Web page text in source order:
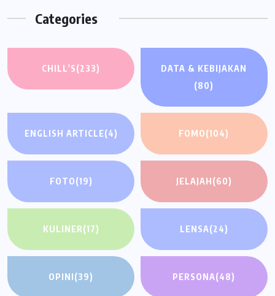
Categories
CHILL'S(233)
DATA & KEBIJAKAN
(80)
ENGLISH ARTICLE(4) FOMO(104)
FOTO(19) JELAJAH(60)
KULINER(17) LENSA(24)
OPINI(39) PERSONA(48)